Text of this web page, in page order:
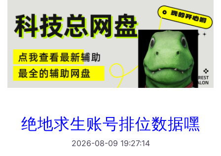
绝地求生账号排位数据嘿
2026-08-09 19:27:14